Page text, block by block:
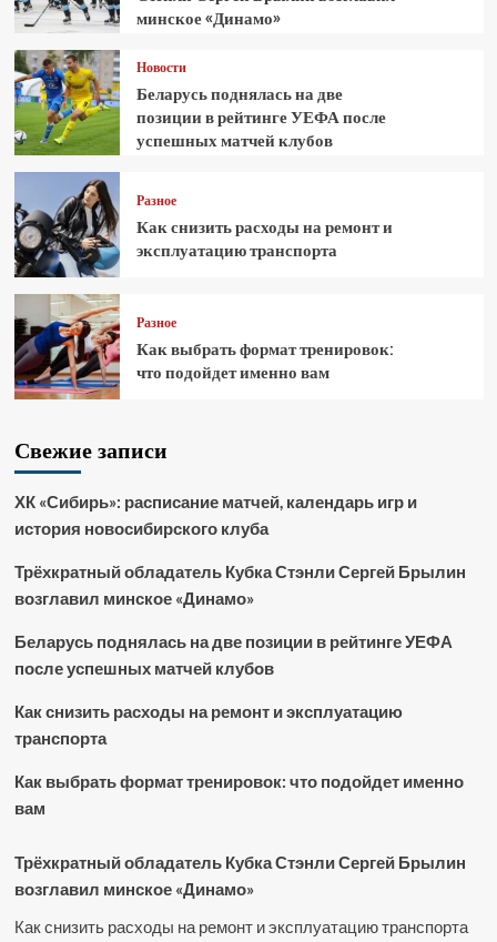
минское «Динамо»
Новости
Беларусь поднялась на две
позиции в рейтинге УЕФА после
успешных матчей клубов
Разное
Как снизить расходы на ремонт и
эксплуатацию транспорта
Разное
Как выбрать формат тренировок:
что подойдет именно вам
Свежие записи
ХК «Сибирь»: расписание матчей, календарь игр и
история новосибирского клуба
Трёхкратный обладатель Кубка Стэнли Сергей Брылин
возглавил минское «Динамо»
Беларусь поднялась на две позиции в рейтинге УЕФА
после успешных матчей клубов
Как снизить расходы на ремонт и эксплуатацию
транспорта
Как выбрать формат тренировок: что подойдет именно
вам
Трёхкратный обладатель Кубка Стэнли Сергей Брылин
возглавил минское «Динамо»
Как снизить расходы на ремонт и эксплуатацию транспорта